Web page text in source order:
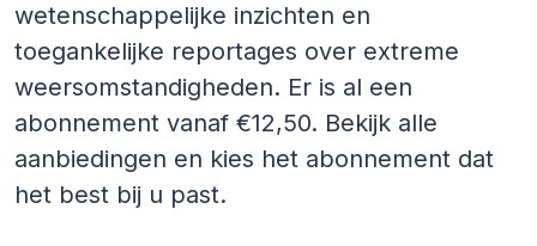
wetenschappelijke inzichten en
toegankelijke reportages over extreme
weersomstandigheden. Er is al een
abonnement vanaf €12,50. Bekijk alle
aanbiedingen en kies het abonnement dat
het best bij u past.